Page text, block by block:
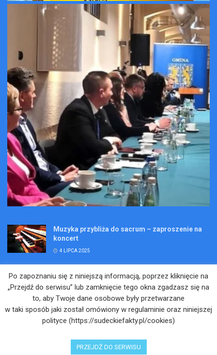
Muzyka przybliża do sacrum – zaproszenie na
koncert
4 LIPCA 2025
Kopalniane Ekspedycje
Adam Maciejczyk: „Chcemy przełamywać
bariery. Nie tylko bólu…”
Po zapoznaniu się z niniejszą informacją, poprzez kliknięcie na
„Przejdź do serwisu” lub zamknięcie tego okna zgadzasz się na
to, aby Twoje dane osobowe były przetwarzane
w taki sposób jaki został omówiony w regulaminie oraz niniejszej
polityce (https://sudeckiefakty.pl/cookies)
PRZEJDŹ DO SERWISU